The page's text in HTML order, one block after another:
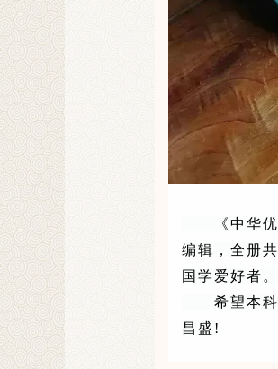
《中华优秀
编辑，全册
国学爱好者。
希望本科普
昌盛!